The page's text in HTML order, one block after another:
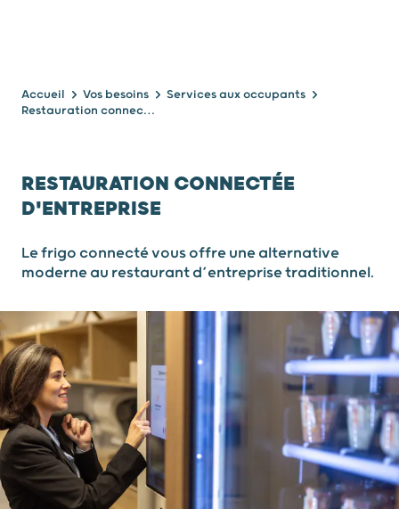
Accueil Vos besoins
Services aux occupants
Restauration connectée d'entreprise
RESTAURATION CONNECTÉE
D'ENTREPRISE
Le frigo connecté vous offre une alternative
moderne au restaurant d’entreprise traditionnel.